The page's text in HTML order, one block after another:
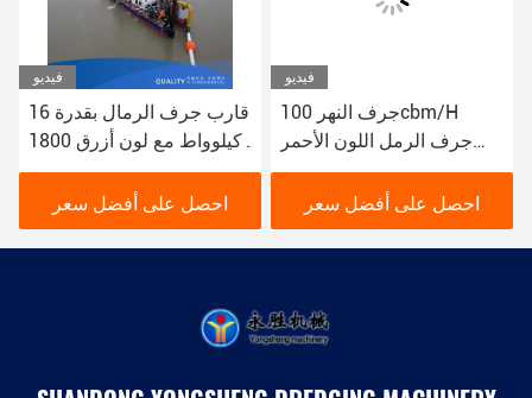
فيديو
قارب جرف الرمال بقدرة 16
كيلوواط مع لون أزرق 1800
م 3 / ساعة للجرف النهري
YSCSD350
احصل على أفضل سعر
فيديو
جرف النهر 100cbm/H
جرف الرمل اللون الأحمر
16kw قارب جرف الوحل
احصل على أفضل سعر